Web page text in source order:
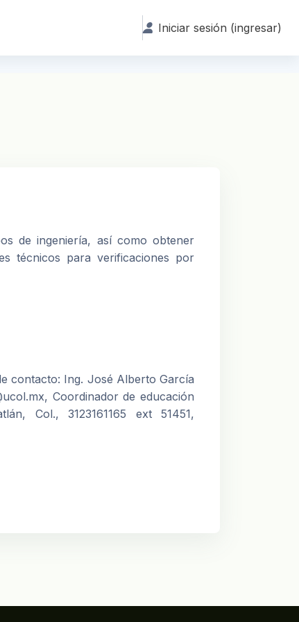
Iniciar sesión (ingresar)
de ingeniería, así como obtener
técnicos para verificaciones por
contacto: Ing. José Alberto García
Coordinador de educación
Col., 3123161165 ext 51451,